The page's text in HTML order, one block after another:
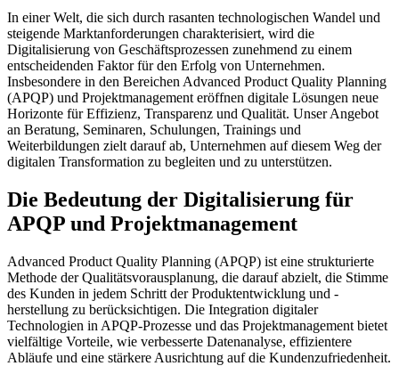
In einer Welt, die sich durch rasanten technologischen Wandel und
steigende Marktanforderungen charakterisiert, wird die
Digitalisierung von Geschäftsprozessen zunehmend zu einem
entscheidenden Faktor für den Erfolg von Unternehmen.
Insbesondere in den Bereichen Advanced Product Quality Planning
(APQP) und Projektmanagement eröffnen digitale Lösungen neue
Horizonte für Effizienz, Transparenz und Qualität. Unser Angebot
an Beratung, Seminaren, Schulungen, Trainings und
Weiterbildungen zielt darauf ab, Unternehmen auf diesem Weg der
digitalen Transformation zu begleiten und zu unterstützen.
Die Bedeutung der Digitalisierung für
APQP und Projektmanagement
Advanced Product Quality Planning (APQP) ist eine strukturierte
Methode der Qualitätsvorausplanung, die darauf abzielt, die Stimme
des Kunden in jedem Schritt der Produktentwicklung und -
herstellung zu berücksichtigen. Die Integration digitaler
Technologien in APQP-Prozesse und das Projektmanagement bietet
vielfältige Vorteile, wie verbesserte Datenanalyse, effizientere
Abläufe und eine stärkere Ausrichtung auf die Kundenzufriedenheit.